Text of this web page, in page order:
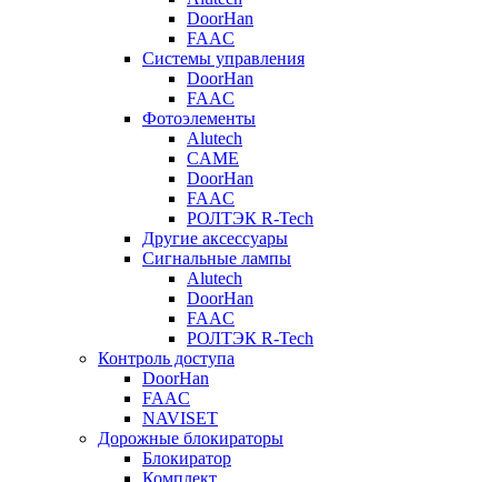
DoorHan
FAAC
Системы управления
DoorHan
FAAC
Фотоэлементы
Alutech
CAME
DoorHan
FAAC
РОЛТЭК R-Tech
Другие аксессуары
Сигнальные лампы
Alutech
DoorHan
FAAC
РОЛТЭК R-Tech
Контроль доступа
DoorHan
FAAC
NAVISET
Дорожные блокираторы
Блокиратор
Комплект